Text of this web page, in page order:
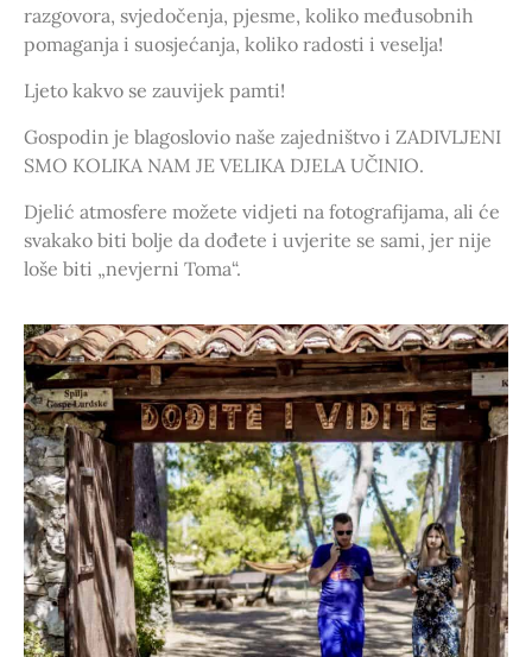
razgovora, svjedočenja, pjesme, koliko međusobnih
pomaganja i suosjećanja, koliko radosti i veselja!
Ljeto kakvo se zauvijek pamti!
Gospodin je blagoslovio naše zajedništvo i ZADIVLJENI
SMO KOLIKA NAM JE VELIKA DJELA UČINIO.
Djelić atmosfere možete vidjeti na fotografijama, ali će
svakako biti bolje da dođete i uvjerite se sami, jer nije
loše biti „nevjerni Toma“.